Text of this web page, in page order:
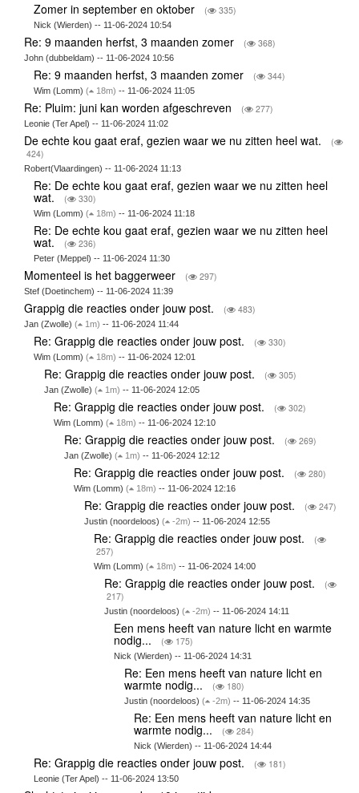
Zomer in september en oktober ( 335)
Nick (Wierden) -- 11-06-2024 10:54
Re: 9 maanden herfst, 3 maanden zomer ( 368)
John (dubbeldam) -- 11-06-2024 10:56
Re: 9 maanden herfst, 3 maanden zomer ( 344)
Wim (Lomm)( 18m) -- 11-06-2024 11:05
Re: Pluim: juni kan worden afgeschreven ( 277)
Leonie (Ter Apel) -- 11-06-2024 11:02
De echte kou gaat eraf, gezien waar we nu zitten heel wat.
(
424)
Robert(Vlaardingen) -- 11-06-2024 11:13
Re: De echte kou gaat eraf, gezien waar we nu zitten heel
wat. ( 330)
Wim (Lomm)( 18m) -- 11-06-2024 11:18
Re: De echte kou gaat eraf, gezien waar we nu zitten heel
wat. ( 236)
Peter (Meppel) -- 11-06-2024 11:30
Momenteel is het baggerweer ( 297)
Stef (Doetinchem) -- 11-06-2024 11:39
Grappig die reacties onder jouw post. ( 483)
Jan (Zwolle) ( 1m) -- 11-06-2024 11:44
Re: Grappig die reacties onder jouw post. ( 330)
Wim (Lomm)( 18m) -- 11-06-2024 12:01
Re: Grappig die reacties onder jouw post. ( 305)
Jan (Zwolle) ( 1m) -- 11-06-2024 12:05
Re: Grappig die reacties onder jouw post. ( 302)
Wim (Lomm)( 18m) -- 11-06-2024 12:10
Re: Grappig die reacties onder jouw post. ( 269)
Jan (Zwolle) ( 1m) -- 11-06-2024 12:12
Re: Grappig die reacties onder jouw post. ( 280)
Wim (Lomm)( 18m) -- 11-06-2024 12:16
Re: Grappig die reacties onder jouw post. ( 247)
Justin (noordeloos) ( -2m) -- 11-06-2024 12:55
Re: Grappig die reacties onder jouw post.
(
257)
Wim (Lomm)( 18m) -- 11-06-2024 14:00
Re: Grappig die reacties onder jouw post.
(
217)
Justin (noordeloos) ( -2m) -- 11-06-2024 14:11
Een mens heeft van nature licht en warmte
nodig... ( 175)
Nick (Wierden) -- 11-06-2024 14:31
Re: Een mens heeft van nature licht en
warmte nodig... ( 180)
Justin (noordeloos) ( -2m) -- 11-06-2024 14:35
Re: Een mens heeft van nature licht en
warmte nodig... ( 284)
Nick (Wierden) -- 11-06-2024 14:44
Re: Grappig die reacties onder jouw post. ( 181)
Leonie (Ter Apel) -- 11-06-2024 13:50